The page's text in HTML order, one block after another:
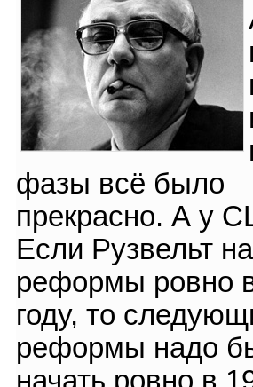
фазы всё было
прекрасно. А у
Если Рузвельт
реформы ровно
году, то
реформы надо